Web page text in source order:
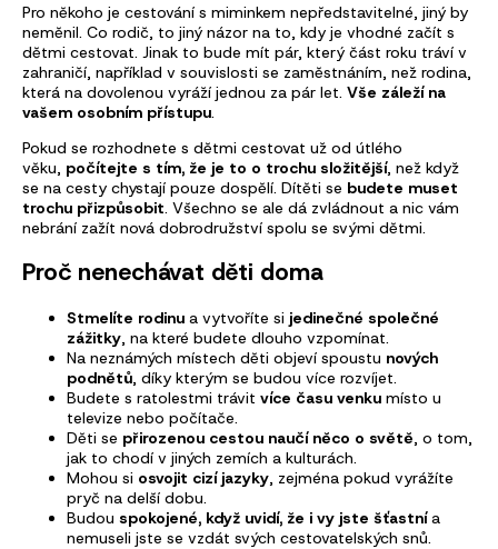
Pro někoho je cestování s miminkem nepředstavitelné, jiný by
neměnil. Co rodič, to jiný názor na to, kdy je vhodné začít s
dětmi cestovat. Jinak to bude mít pár, který část roku tráví v
zahraničí, například v souvislosti se zaměstnáním, než rodina,
která na dovolenou vyráží jednou za pár let. Vše záleží na
vašem osobním přístupu.
Pokud se rozhodnete s dětmi cestovat už od útlého
věku, počítejte s tím, že je to o trochu složitější, než když
se na cesty chystají pouze dospělí. Dítěti se budete muset
trochu přizpůsobit. Všechno se ale dá zvládnout a nic vám
nebrání zažít nová dobrodružství spolu se svými dětmi.
Proč nenechávat děti doma
Stmelíte rodinu a vytvoříte si jedinečné společné
zážitky, na které budete dlouho vzpomínat.
Na neznámých místech děti objeví spoustu nových
podnětů, díky kterým se budou více rozvíjet.
Budete s ratolestmi trávit více času venku místo u
televize nebo počítače.
Děti se přirozenou cestou naučí něco o světě, o tom,
jak to chodí v jiných zemích a kulturách.
Mohou si osvojit cizí jazyky, zejména pokud vyrážíte
pryč na delší dobu.
Budou spokojené, když uvidí, že i vy jste šťastní a
nemuseli jste se vzdát svých cestovatelských snů.